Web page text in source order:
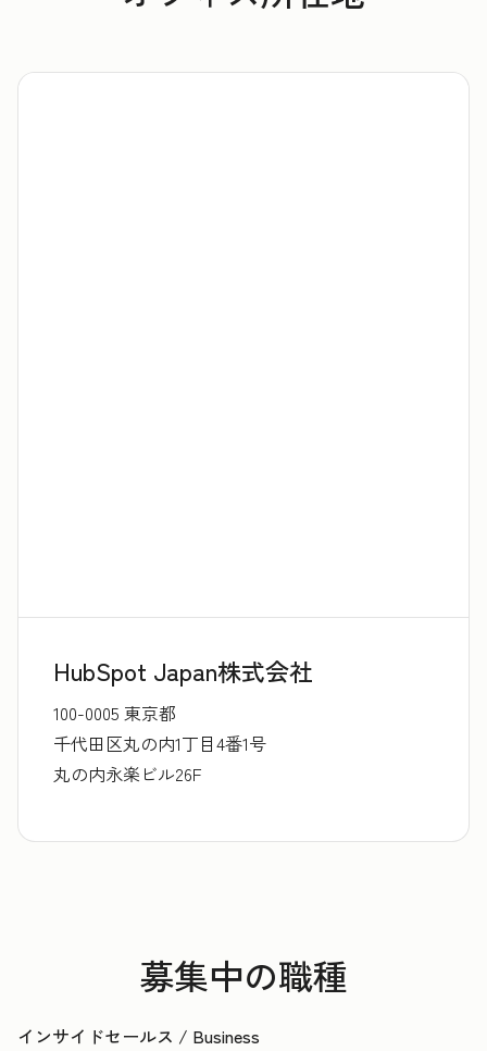
HubSpot Japan株式会社
100-0005 東京都
千代田区丸の内1丁目4番1号
丸の内永楽ビル26F
募集中の職種
インサイドセールス / Business